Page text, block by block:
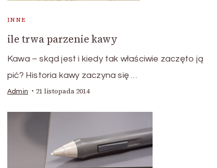
INNE
ile trwa parzenie kawy
Kawa – skąd jest i kiedy tak właściwie zaczęto ją
pić? Historia kawy zaczyna się …
Admin 21 listopada 2014